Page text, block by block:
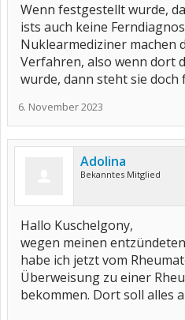
Wenn festgestellt wurde,
ists auch keine
Nuklearmediziner machen
Verfahren, also wenn dort
wurde, dann steht sie doch
6. November 2023
Adolina
Bekanntes Mitglied
Hallo Kuschelgony,
wegen meinen
habe ich jetzt vom
Überweisung zu einer
bekommen. Dort soll alles